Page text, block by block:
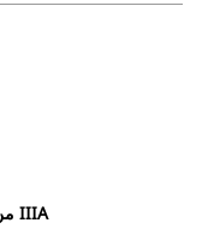
معايير الأمم المتحدة ECE R96 من المرحلة IIIA